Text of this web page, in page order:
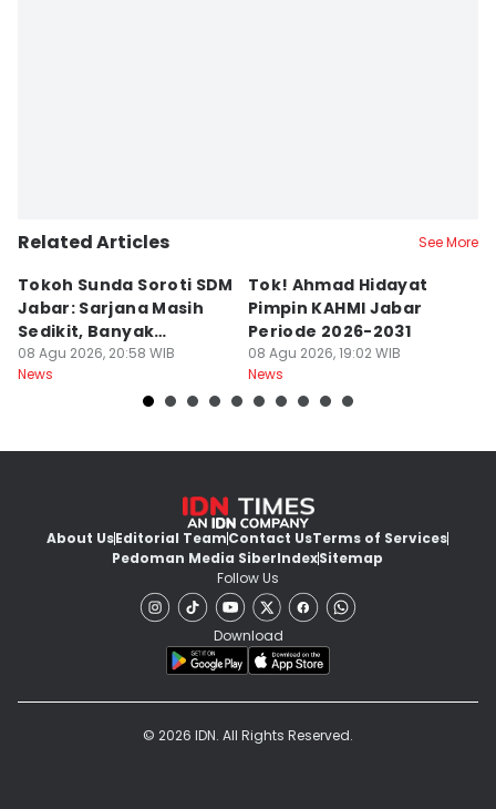
Related Articles See More
Tokoh Sunda Soroti SDM
Jabar: Sarjana Masih
Sedikit, Banyak
Menganggur
08 Agu 2026, 20:58 WIB
News
Tok! Ahmad Hidayat
Pimpin KAHMI Jabar
Periode 2026-2031
08 Agu 2026, 19:02 WIB
News
About UsEditorial TeamContact UsTerms of Services
Pedoman Media SiberIndexSitemap
Follow Us
Download
© 2026 IDN. All Rights Reserved.